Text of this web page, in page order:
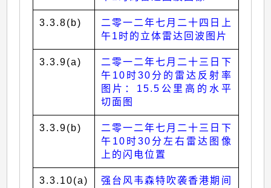
3.3.8(b)
二零一二年七月二十四日上
午1时的立体雷达回波图片
3.3.9(a)
二零一二年七月二十三日下
午10时30分的雷达反射率
图片：15.5公里高的水平
切面图
3.3.9(b)
二零一二年七月二十三日下
午10时30分左右雷达图像
上的闪电位置
3.3.10(a)
强台风韦森特吹袭香港期间